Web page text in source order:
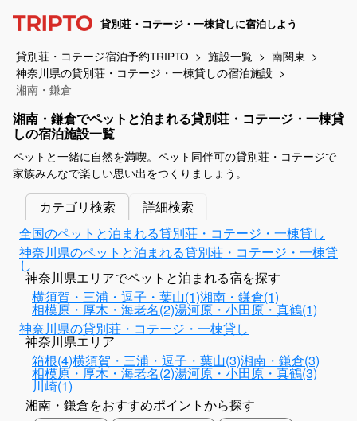
貸別荘・コテージ・一棟貸しに宿泊しよう
貸別荘・コテージ宿泊予約TRIPTO 施設一覧
南関東
神奈川県の貸別荘・コテージ・一棟貸しの宿泊施設
湘南・鎌倉
湘南・鎌倉でペットと泊まれる貸別荘・コテージ・一棟貸
しの宿泊施設一覧
ペットと一緒に自然を満喫。ペット同伴可の貸別荘・コテージで
家族みんなで楽しい思い出をつくりましょう。
カテゴリ検索
詳細検索
全国のペットと泊まれる貸別荘・コテージ・一棟貸し
神奈川県のペットと泊まれる貸別荘・コテージ・一棟貸
し
神奈川県エリアでペットと泊まれる宿を探す
横須賀・三浦・逗子・葉山(1)湘南・鎌倉(1)
相模原・厚木・海老名(2)湯河原・小田原・真鶴(1)
神奈川県の貸別荘・コテージ・一棟貸し
神奈川県エリア
箱根(4)横須賀・三浦・逗子・葉山(3)湘南・鎌倉(3)
相模原・厚木・海老名(2)湯河原・小田原・真鶴(3)
川崎(1)
湘南・鎌倉をおすすめポイントから探す